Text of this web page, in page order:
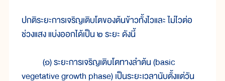
ปกติระยะการเจริญเติบโตของต้นข้าวทั้งไวและ ไม่ไวต่อ
ช่วงแสง แบ่งออกได้เป็น ๒ ระยะ ดังนี้
(๑) ระยะการเจริญเติบโตทางลำต้น (basic
vegetative growth phase) เป็นระยะเวลานับตั้งแต่วัน